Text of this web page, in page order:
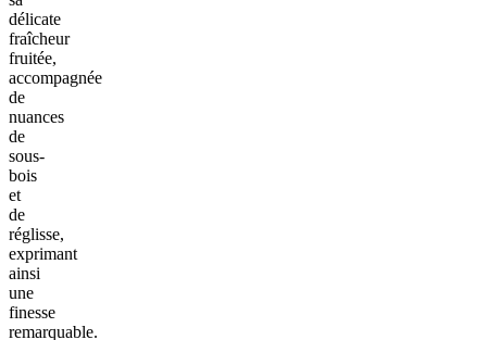
délicate
fraîcheur
fruitée,
accompagnée
de
nuances
de
sous-
bois
et
de
réglisse,
exprimant
ainsi
une
finesse
remarquable.